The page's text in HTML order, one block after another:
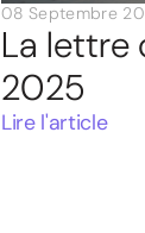
08 Septembre
La lettre
2025
Lire l'article